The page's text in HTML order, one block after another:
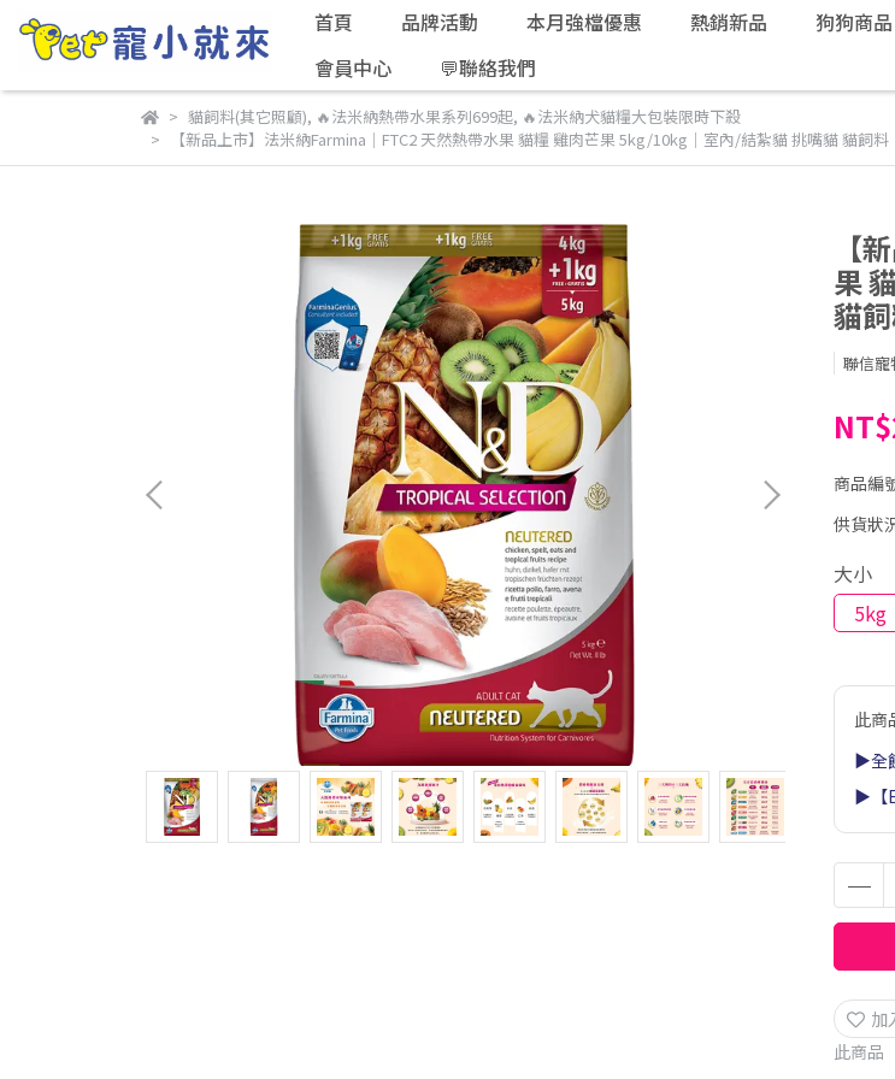
首頁 品牌活動 本月強檔優惠 熱銷新品 狗狗商品
會員中心
💬聯絡我們
貓飼料(其它照顧), 🔥法米納熱帶水果系列699起, 🔥法米納犬貓糧大包裝限時下殺
【新品上市】法米納Farmina｜FTC2 天然熱帶水果 貓糧 雞肉芒果 5kg/10kg｜室內/結紮貓 挑嘴貓 貓飼料
【
果
貓
聯信寵
商品編
供貨狀
大小
5kg
此商
▶全
▶【
加
此商品